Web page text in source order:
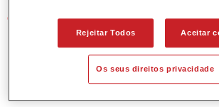
Características do produto
Permite uma aplicação simples e
O sistema de mistura torna possível
cores exacta e rapidamente.
Pode ser repintado com Permacron
Rejeitar Todos Aceitar
Os seus direitos privacidade